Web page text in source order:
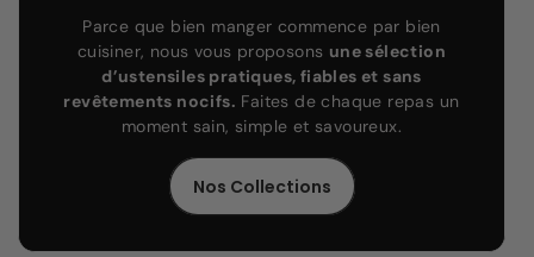
Parce que bien manger commence par bien
cuisiner, nous vous proposons une sélection
d’ustensiles pratiques, fiables et sans
revêtements nocifs. Faites de chaque repas un
moment sain, simple et savoureux.
Nos Collections